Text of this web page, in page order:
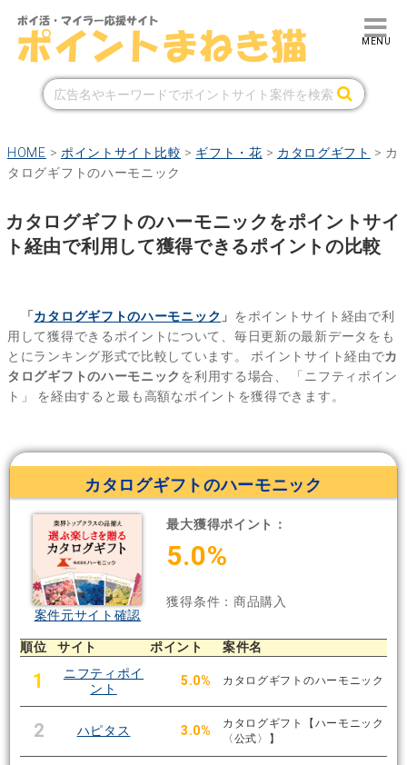
HOME > ポイントサイト比較 > ギフト・花 > カタログギフト > カ
タログギフトのハーモニック
カタログギフトのハーモニックをポイントサイ
ト経由で利用して獲得できるポイントの比較
「 カタログギフトのハーモニック 」 をポイントサイト経由で利
用して獲得できるポイントについて、毎日更新の最新データをも
とにランキング形式で比較しています。 ポイントサイト経由でカ
タログギフトのハーモニック を利用する場合、
「ニフティポイン
ト」
を経由すると最も高額なポイントを獲得できます。
カタログギフトのハーモニック
案件元サイト確認
最大獲得ポイント：
5.0%
獲得条件：商品購入
順位 サイト ポイント 案件名
1
ニフティポイ
ント
5.0% カタログギフトのハーモニック
2 ハピタス 3.0%
カタログギフト【ハーモニック
〈公式〉】